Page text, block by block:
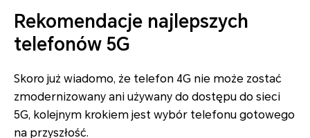
Rekomendacje najlepszych
telefonów 5G
Skoro już wiadomo, że telefon 4G nie może zostać
zmodernizowany ani używany do dostępu do sieci
5G, kolejnym krokiem jest wybór telefonu gotowego
na przyszłość.